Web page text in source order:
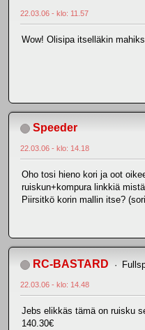
22.03.06 - klo: 11.57
Wow! Olisipa itselläkin
Speeder
22.03.06 - klo: 14.18
Oho tosi hieno kori ja oot
ruiskun+kompura linkkiä
Piirsitkö korin mallin itse?
RC-BASTARD
22.03.06 - klo: 14.48
Jebs elikkäs tämä on ruisku
140.30€